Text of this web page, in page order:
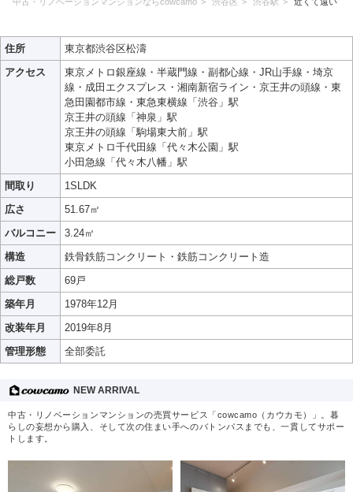
住所
東京都渋谷区松濤
アクセス
東京メトロ銀座線・半蔵門線・副都心線・JR山手線・埼京
線・成田エクスプレス・湘南新宿ライン・京王井の頭線・東
急田園都市線・東急東横線「渋谷」駅
京王井の頭線「神泉」駅
京王井の頭線「駒場東大前」駅
東京メトロ千代田線「代々木公園」駅
小田急線「代々木八幡」駅
間取り
1SLDK
広さ
51.67㎡
バルコニー
3.24㎡
構造
鉄骨鉄筋コンクリート・鉄筋コンクリート造
総戸数
69戸
築年月
1978年12月
改装年月
2019年8月
管理形態
全部委託
NEW ARRIVAL
中古・リノベーションマンションの売買サービス「cowcamo（カウカモ）」。暮
らしの妄想から購入、そして次の住まい手へのバトンパスまでも、一貫してサポー
トします。